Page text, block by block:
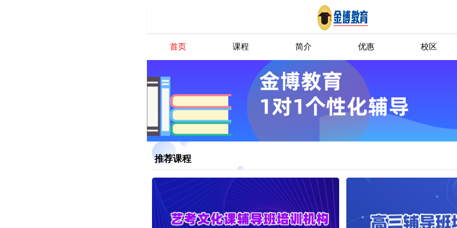
首页 课程 简介 优惠 校区
推荐课程